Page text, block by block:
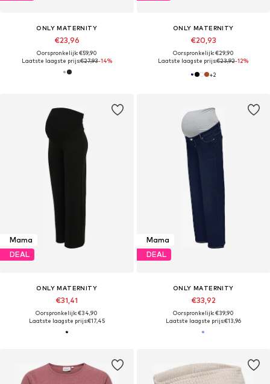
ONLY MATERNITY
€23,96
Oorspronkelijk: €59,90
Laatste laagste prijs:€27,93-14%
ONLY MATERNITY
€20,93
Oorspronkelijk: €29,90
Laatste laagste prijs:€23,92-12%
+2
Mama
DEAL
ONLY MATERNITY
€31,41
Oorspronkelijk: €34,90
Laatste laagste prijs:€17,45
Mama
DEAL
ONLY MATERNITY
€33,92
Oorspronkelijk: €39,90
Laatste laagste prijs:€13,96